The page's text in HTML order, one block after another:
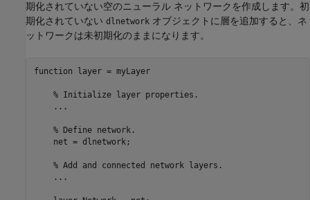
期化されていない空のニューラル ネットワークを作成します。初
期化されていない dlnetwork オブジェクトに層を追加すると、ネ
ットワークは未初期化のままになります。
function layer = myLayer
% Initialize layer properties.
...
% Define network.
    net = dlnetwork;
% Add and connected network layers.
...